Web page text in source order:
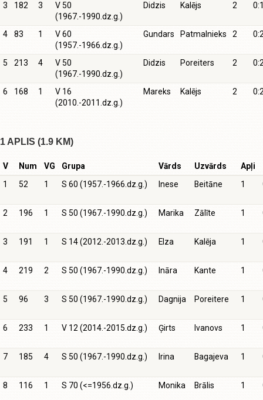
3 182 3
V 50
(1967.-1990.dz.g.)
Didzis Kalējs 2
4 83 1
V 60
(1957.-1966.dz.g.)
Gundars Patmalnieks 2
5 213 4
V 50
(1967.-1990.dz.g.)
Didzis Poreiters 2
6 168 1
V 16
(2010.-2011.dz.g.)
Mareks Kalējs 2
1 APLIS (1.9 KM)
V Num VG Grupa Vārds Uzvārds Apļi
1
52 1 S 60 (1957.-1966.dz.g.) Inese Beitāne 1
2 196 1 S 50 (1967.-1990.dz.g.) Marika Zālīte 1
3 191 1 S 14 (2012.-2013.dz.g.) Elza Kalēja 1
4 219 2 S 50 (1967.-1990.dz.g.) Ināra Kante 1
5 96 3 S 50 (1967.-1990.dz.g.) Dagnija Poreitere 1
6 233 1 V 12 (2014.-2015.dz.g.) Ģirts Ivanovs 1
7 185 4 S 50 (1967.-1990.dz.g.) Irina Bagajeva 1
8 116 1 S 70 (<=1956.dz.g.) Monika Brālis 1